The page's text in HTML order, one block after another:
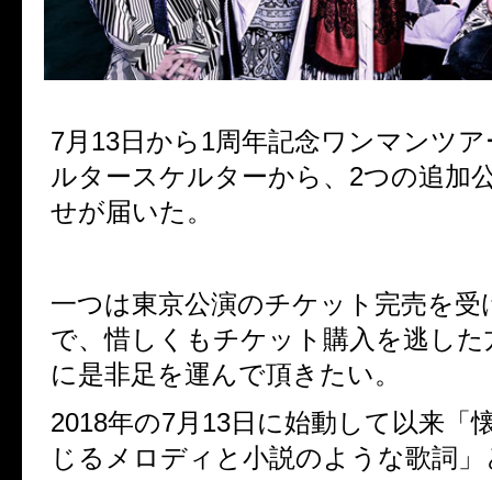
7月13日から1周年記念ワンマンツ
ルタースケルターから、2つの追加
せが届いた。
一つは東京公演のチケット完売を受
で、惜しくもチケット購入を逃した
に是非足を運んで頂きたい。
2018年の7月13日に始動して以来「
じるメロディと小説のような歌詞